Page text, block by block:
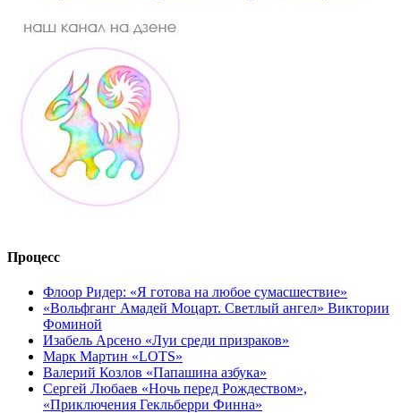
Процесс
Флоор Ридер: «Я готова на любое сумасшествие»
«Вольфганг Амадей Моцарт. Светлый ангел» Виктории
Фоминой
Изабель Арсено «Луи среди призраков»
Марк Мартин «LOTS»
Валерий Козлов «Папашина азбука»
Сергей Любаев «Ночь перед Рождеством»,
«Приключения Гекльберри Финна»